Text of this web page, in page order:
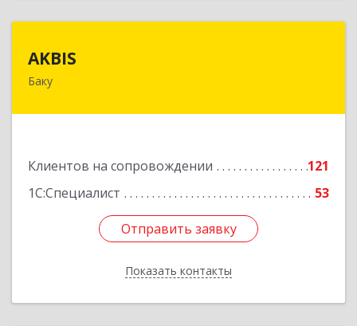
AKBIS
Баку
Клиентов на сопровождении
121
1С:Специалист
53
Отправить заявку
Показать контакты
AZ1007, Азербайджан, г. Баку, ул. Ак. Мирали
Отправить заявку
Назад